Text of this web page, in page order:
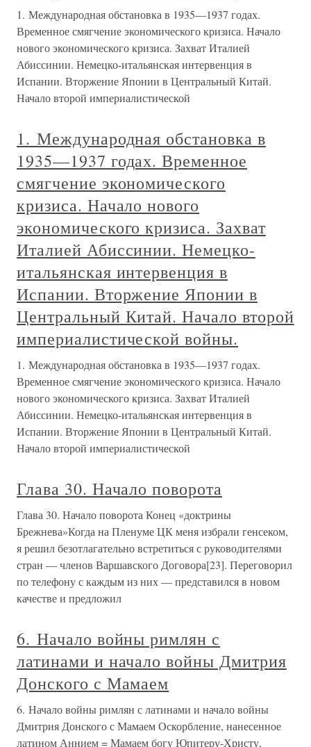
1. Международная обстановка в 1935—1937 годах.
Временное смягчение экономического кризиса. Начало
нового экономического кризиса. Захват Италией
Абиссинии. Немецко-итальянская интервенция в
Испании. Вторжение Японии в Центральный Китай.
Начало второй империалистической
1. Международная обстановка в
1935—1937 годах. Временное
смягчение экономического
кризиса. Начало нового
экономического кризиса. Захват
Италией Абиссинии. Немецко-
итальянская интервенция в
Испании. Вторжение Японии в
Центральный Китай. Начало второй
империалистической войны.
1. Международная обстановка в 1935—1937 годах.
Временное смягчение экономического кризиса. Начало
нового экономического кризиса. Захват Италией
Абиссинии. Немецко-итальянская интервенция в
Испании. Вторжение Японии в Центральный Китай.
Начало второй империалистической
Глава 30. Начало поворота
Глава 30. Начало поворота Конец «доктрины
Брежнева»Когда на Пленуме ЦК меня избрали генсеком,
я решил безотлагательно встретиться с руководителями
стран — членов Варшавского Договора[23]. Переговорил
по телефону с каждым из них — представился в новом
качестве и предложил
6. Начало войны римлян с
латинами и начало войны Дмитрия
Донского с Мамаем
6. Начало войны римлян с латинами и начало войны
Дмитрия Донского с Мамаем Оскорбление, нанесенное
латином Аннием = Мамаем богу Юпитеру-Христу,